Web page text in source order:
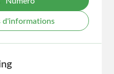
d'informations